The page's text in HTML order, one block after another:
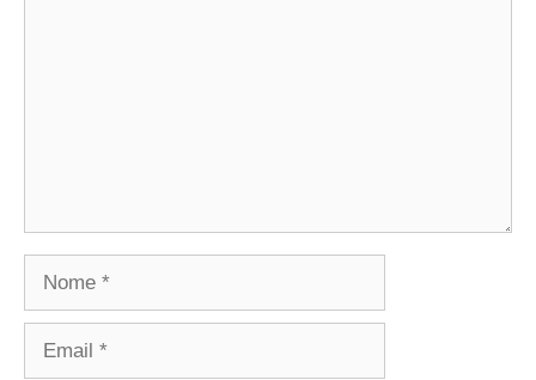
Nome
Email